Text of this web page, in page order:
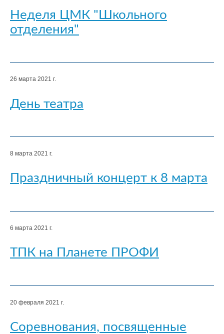
Неделя ЦМК "Школьного
отделения"
26 марта 2021 г.
День театра
8 марта 2021 г.
Праздничный концерт к 8 марта
6 марта 2021 г.
ТПК на Планете ПРОФИ
20 февраля 2021 г.
Соревнования, посвященные